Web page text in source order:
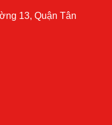
13, Quận Tân